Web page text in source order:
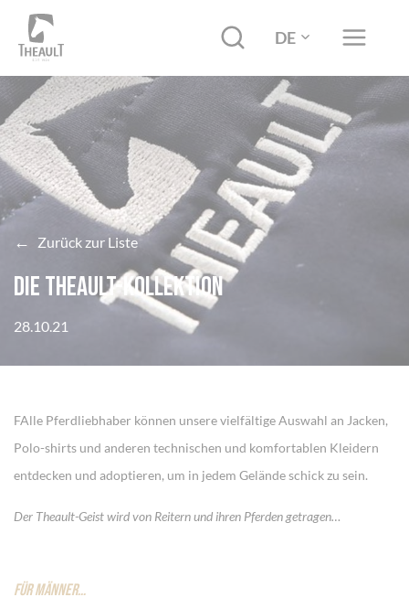
DE
← Zurück zur Liste
Die THEAULT-Kollektion
28.10.21
FAlle Pferdliebhaber können unsere vielfältige Auswahl an Jacken,
Polo-shirts und anderen technischen und komfortablen Kleidern
entdecken und adoptieren, um in jedem Gelände schick zu sein.
Der Theault-Geist wird von Reitern und ihren Pferden getragen…
FÜR MÄNNER…